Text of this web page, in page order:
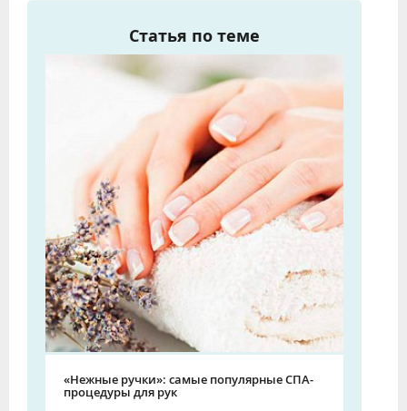
Статья по теме
«Нежные ручки»: самые популярные СПА-
процедуры для рук